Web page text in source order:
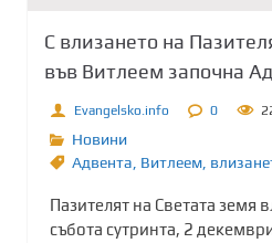
С влизането на
във Витлеем започна
Evangelsko.info 0
Новини
Адвента Витлеем
Пазителят на Светата земя
събота сутринта, 2